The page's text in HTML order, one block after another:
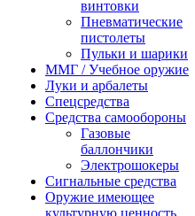
винтовки
Пневматические
пистолеты
Пульки и шарики
ММГ / Учебное оружие
Луки и арбалеты
Спецсредства
Средства самообороны
Газовые
баллончики
Электрошокеры
Сигнальные средства
Оружие имеющее
культурную ценность